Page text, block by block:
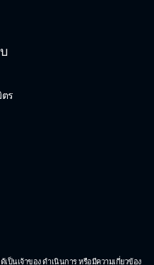
ร
ป็นเจ้าของ ดำเนินการ หรือมีความเกี่ยวข้อง